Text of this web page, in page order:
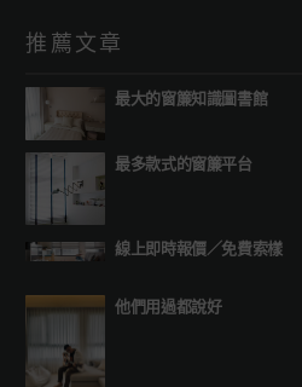
推薦文章
最大的窗簾知識圖書館
最多款式的窗簾平台
線上即時報價／免費索樣
他們用過都說好